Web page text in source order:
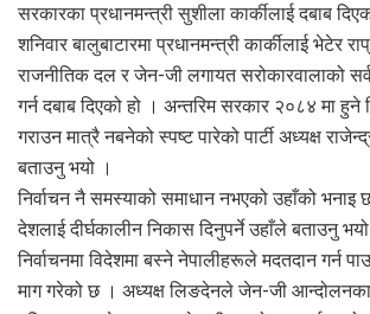
सरकारका प्रधानमन्त्री सुशीला कार्कीलाई दबाब
शनिवार बालुबाटारमा प्रधानमन्त्री कार्कीलाई भेटेर
राजनीतिक दल र जेन-जी लगायत सरोकारवालाको
गर्न दबाब दिएको हो । अन्तरिम सरकार २०८४ मा हुने
गराउन मात्रै नबनेको स्पष्ट पारेको पार्टी अध्यक्ष
बताउनु भयो ।
निर्वाचन नै समस्याको समाधान नभएको उहाँको
देशलाई दीर्घकालीन निकास दिनुपर्ने उहाँले बताउनु
निर्वाचनमा विदेशमा बस्ने नेपालीहरूले मदतदान गर्न
माग गरेको छ । अध्यक्ष लिङदेनले जेन-जी